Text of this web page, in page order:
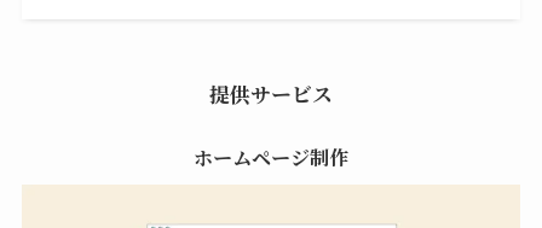
提供サービス
ホームページ制作